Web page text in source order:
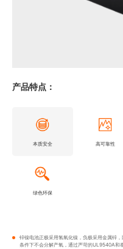
产品特点：
本质安全 高可靠性
绿色环保
锌镍电池正极采用氢氧化镍，负极采用金属锌
条件下不会分解产氧，通过严苛的UL9540A和